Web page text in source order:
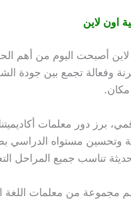
اون لاين
أصبحت اليوم من أهم
وفعالة تجمع بين جودة
برز دور معلمات
وتحسين مستواه الدراسي
تناسب جميع المراحل
مجموعة من معلمات اللغة